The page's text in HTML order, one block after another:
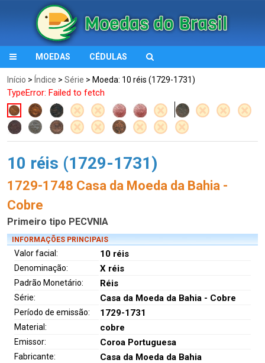
MOEDAS CÉDULAS
Início > Índice > Série > Moeda: 10 réis (1729-1731)
TypeError: Failed to fetch
10 réis (1729-1731)
1729-1748 Casa da Moeda da Bahia -
Cobre
Primeiro tipo PECVNIA
INFORMAÇÕES PRINCIPAIS
Valor facial: 10 réis
Denominação: X réis
Padrão Monetário: Réis
Série: Casa da Moeda da Bahia - Cobre
Período de emissão: 1729-1731
Material: cobre
Emissor: Coroa Portuguesa
Fabricante: Casa da Moeda da Bahia